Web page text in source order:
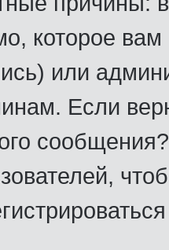
которое
или
Если